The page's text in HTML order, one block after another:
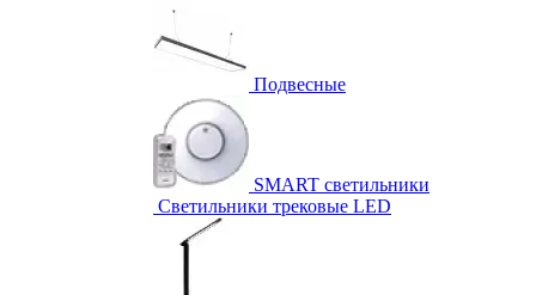
Подвесные
SMART светильники
Светильники трековые LED